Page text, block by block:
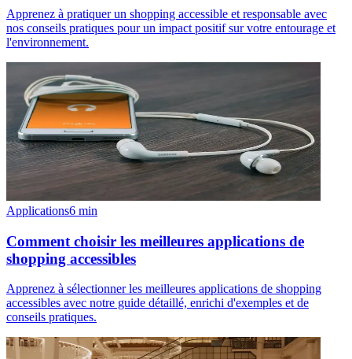
Apprenez à pratiquer un shopping accessible et responsable avec
nos conseils pratiques pour un impact positif sur votre entourage et
l'environnement.
Applications6 min
Comment choisir les meilleures applications de
shopping accessibles
Apprenez à sélectionner les meilleures applications de shopping
accessibles avec notre guide détaillé, enrichi d'exemples et de
conseils pratiques.